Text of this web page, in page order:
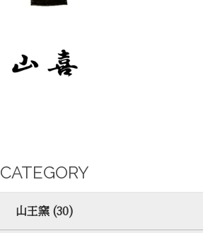
CATEGORY
山王窯 (30)